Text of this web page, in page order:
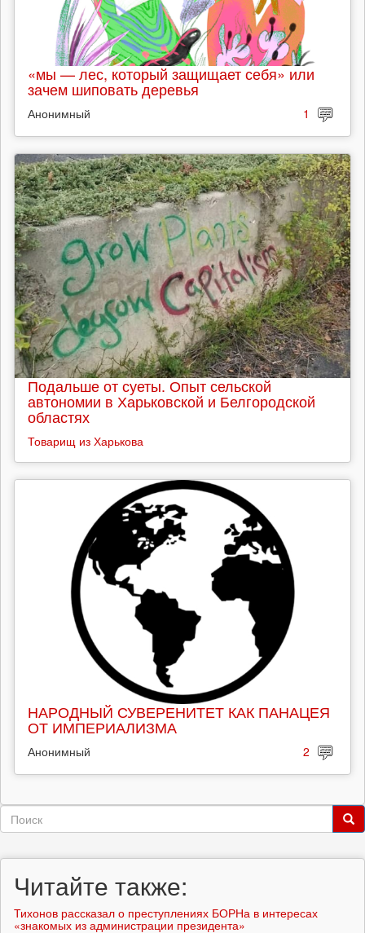
«мы — лес, который защищает себя» или
зачем шиповать деревья
Анонимный 1
Подальше от суеты. Опыт сельской
автономии в Харьковской и Белгородской
областях
Товарищ из Харькова
НАРОДНЫЙ СУВЕРЕНИТЕТ КАК ПАНАЦЕЯ
ОТ ИМПЕРИАЛИЗМА
Анонимный 2
Форма
Читайте также:
Тихонов рассказал о преступлениях БОРНа в интересах
«знакомых из администрации президента»